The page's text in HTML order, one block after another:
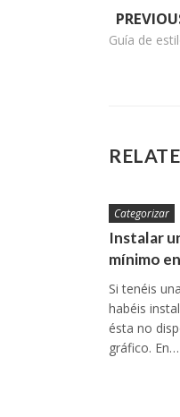
de
Guía de
Categorizar
Instalar
mínimo
Si tenéis
habéis
ésta no
gráfico. En…